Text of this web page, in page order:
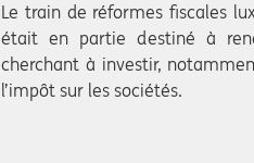
Le train de réformes fiscales
était en partie destiné à
cherchant à investir,
l’impôt sur les sociétés.